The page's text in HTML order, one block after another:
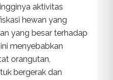
aktivitas
hewan yang
yang besar terhadap
menyebabkan
orangutan,
bergerak dan